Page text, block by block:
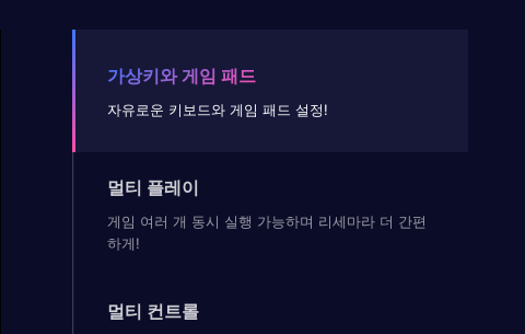
가상키와 게임 패드
자유로운 키보드와 게임 패드 설정!
멀티 플레이
게임 여러 개 동시 실행 가능하며 리세마라 더 간편
하게!
멀티 컨트롤